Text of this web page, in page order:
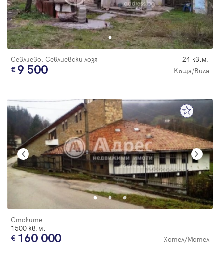
Севлиево, Севлиевски лозя 24 кв.м.
9 500 Къща/Вила
Стоките
1500 кв.м.
160 000 Хотел/Мотел